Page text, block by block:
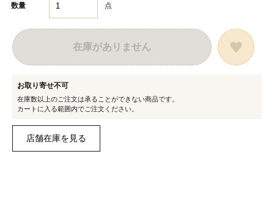
数量 点
在庫がありません
お取り寄せ不可
在庫数以上のご注文は承ることができない商品です。
カートに入る範囲内でご注文ください。